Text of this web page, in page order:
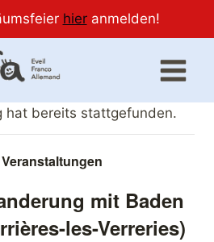
hieranmelden!
hat bereits stattgefunden.
mit Baden
les-Verreries)